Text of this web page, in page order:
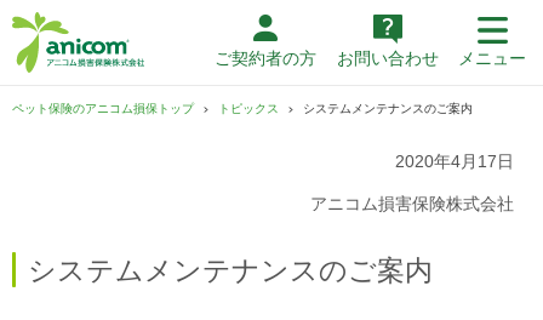
ご契約者の方 お問い合わせ メニュー
ペット保険のアニコム損保トップ トピックス システムメンテナンスのご案内
2020年4月17日
アニコム損害保険株式会社
システムメンテナンスのご案内